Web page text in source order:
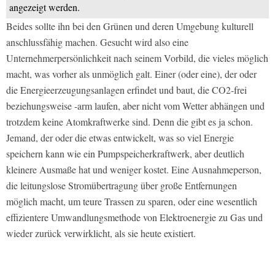
angezeigt werden.
Beides sollte ihn bei den Grünen und deren Umgebung kulturell
anschlussfähig machen. Gesucht wird also eine
Unternehmerpersönlichkeit nach seinem Vorbild, die vieles möglich
macht, was vorher als unmöglich galt. Einer (oder eine), der oder
die Energieerzeugungsanlagen erfindet und baut, die CO2-frei
beziehungsweise -arm laufen, aber nicht vom Wetter abhängen und
trotzdem keine Atomkraftwerke sind. Denn die gibt es ja schon.
Jemand, der oder die etwas entwickelt, was so viel Energie
speichern kann wie ein Pumpspeicherkraftwerk, aber deutlich
kleinere Ausmaße hat und weniger kostet. Eine Ausnahmeperson,
die leitungslose Stromübertragung über große Entfernungen
möglich macht, um teure Trassen zu sparen, oder eine wesentlich
effizientere Umwandlungsmethode von Elektroenergie zu Gas und
wieder zurück verwirklicht, als sie heute existiert.